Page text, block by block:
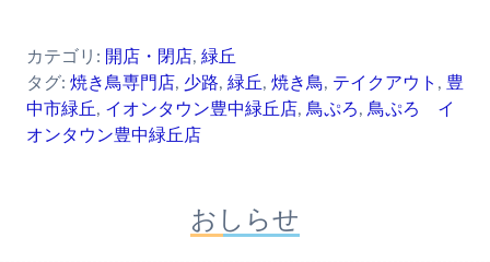
カテゴリ: 開店・閉店, 緑丘
タグ: 焼き鳥専門店, 少路, 緑丘, 焼き鳥, テイクアウト , 豊
中市緑丘, イオンタウン豊中緑丘店, 鳥ぷろ, 鳥ぷろ イ
オンタウン豊中緑丘店
おしらせ